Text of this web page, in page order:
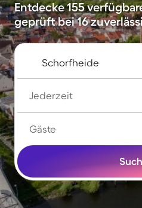
Entdecke 155
geprüft bei 16
Jederzeit
Gäste